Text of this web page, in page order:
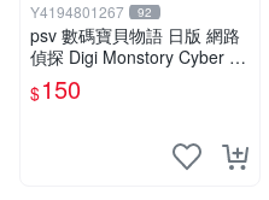
Y4194801267 92
psv 數碼寶貝物語 日版 網路
偵探 Digi Monstory Cyber Sl
euth
$150